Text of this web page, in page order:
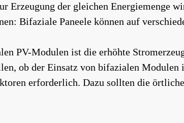
Erzeugung der gleichen Energiemenge
Bifaziale Paneele können auf
PV-Modulen ist die erhöhte
ob der Einsatz von bifazialen
erforderlich. Dazu sollten die